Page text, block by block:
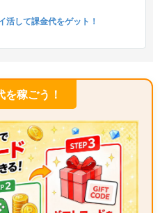
活して課金代をゲット！
稼ごう！